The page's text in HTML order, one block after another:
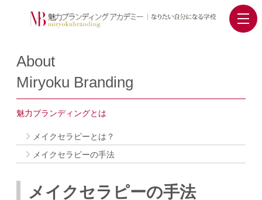
About
Miryoku Branding
魅力ブランディングとは
メイクセラピーとは？
メイクセラピーの手法
メイクセラピーの手法